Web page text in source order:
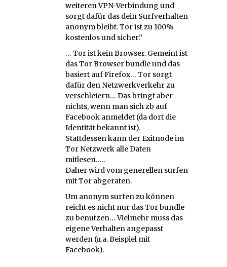
weiteren VPN-Verbindung und
sorgt dafür das dein Surfverhalten
anonym bleibt. Tor ist zu 100%
kostenlos und sicher.”
… Tor ist kein Browser. Gemeint ist
das Tor Browser bundle und das
basiert auf Firefox… Tor sorgt
dafür den Netzwerkverkehr zu
verschleiern… Das bringt aber
nichts, wenn man sich zb auf
Facebook anmeldet (da dort die
Identität bekannt ist).
Stattdessen kann der Exitnode im
Tor Netzwerk alle Daten
mitlesen…..
Daher wird vom generellen surfen
mit Tor abgeraten.
Um anonym surfen zu können
reicht es nicht nur das Tor bundle
zu benutzen… Vielmehr muss das
eigene Verhalten angepasst
werden (u.a. Beispiel mit
Facebook).